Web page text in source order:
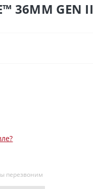
36ММ GEN II
перезвоним